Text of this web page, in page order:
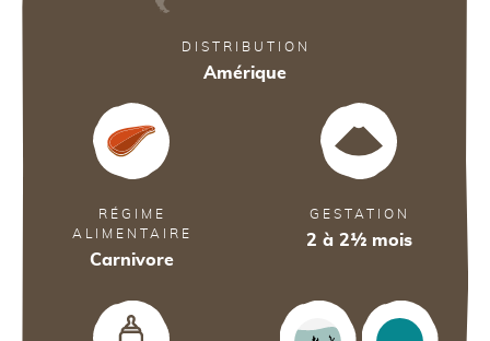
DISTRIBUTION
Amérique
RÉGIME
ALIMENTAIRE
Carnivore
GESTATION
2 à 2½ mois